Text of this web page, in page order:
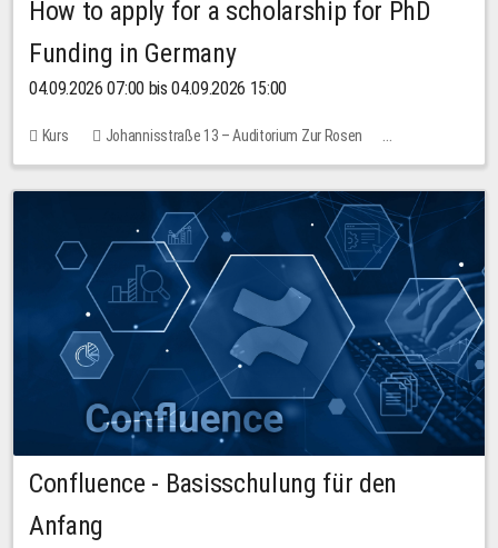
How to apply for a scholarship for PhD
Funding in Germany
04.09.2026 07:00 bis 04.09.2026 15:00
Kurs
Johannisstraße 13 – Auditorium Zur Rosen
Keine freien Plätze
Confluence - Basisschulung für den
Anfang